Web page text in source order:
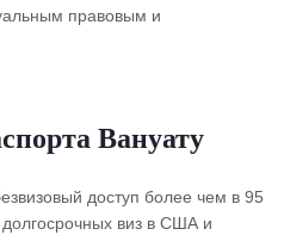
правовым и
Вануату
доступ более чем в 95
виз в США и